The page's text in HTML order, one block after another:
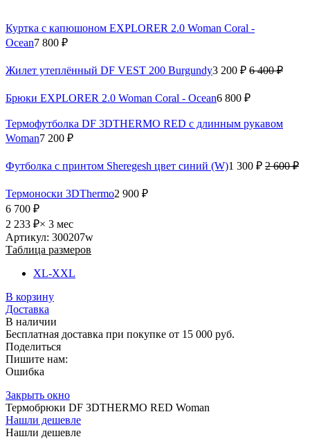
Куртка с капюшоном EXPLORER 2.0 Woman Coral -
Ocean7 800 ₽
Жилет утеплённый DF VEST 200 Burgundy3 200 ₽ 6 400 ₽
Брюки EXPLORER 2.0 Woman Coral - Ocean6 800 ₽
Термофутболка DF 3DTHERMO RED с длинным рукавом
Woman7 200 ₽
Футболка с принтом Sheregesh цвет синий (W)1 300 ₽ 2 600 ₽
Термоноски 3DThermo2 900 ₽
6 700 ₽
2 233 ₽× 3 мес
Артикул: 300207w
Таблица размеров
XL-XXL
В корзину
Доставка
В наличии
Бесплатная доставка при покупке от 15 000 руб.
Поделиться
Пишите нам:
Ошибка
Закрыть окно
Термобрюки DF 3DTHERMO RED Woman
Нашли дешевле
Нашли дешевле